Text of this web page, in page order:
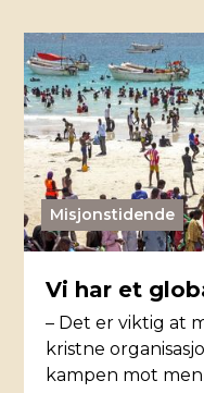
Misjonstidende
Vi har et
– Det er viktig at
kristne
kampen mot